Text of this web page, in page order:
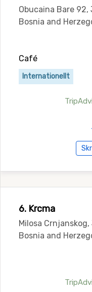
Obucaina Bare 92,
Bosnia and
Café
Internationellt
6. Krcma
Milosa
Bosnia and